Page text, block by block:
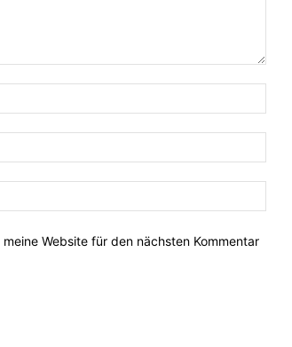
Mail:*
Website für den nächsten Kommentar